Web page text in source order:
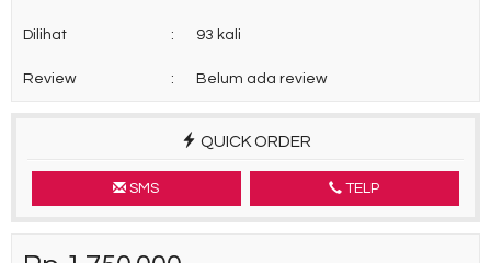
Dilihat : 93 kali
Review : Belum ada review
QUICK ORDER
SMS TELP